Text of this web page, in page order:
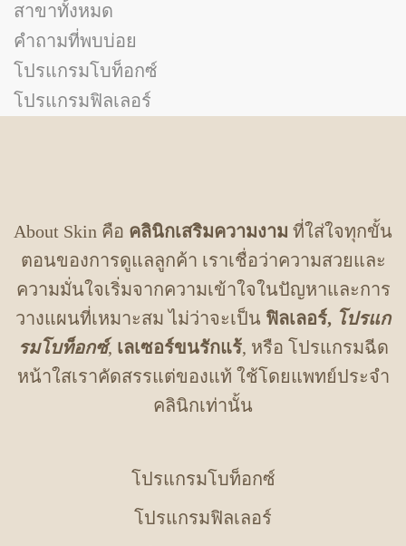
สาขาทั้งหมด
คำถามที่พบบ่อย
โปรแกรมโบท็อกซ์
โปรแกรมฟิลเลอร์
About Skin คือ คลินิกเสริมความงาม ที่ใส่ใจทุกขั้น
ตอนของการดูแลลูกค้า เราเชื่อว่าความสวยและ
ความมั่นใจเริ่มจากความเข้าใจในปัญหาและการ
วางแผนที่เหมาะสม ไม่ว่าจะเป็น ฟิลเลอร์, โปรแก
รมโบท็อกซ์, เลเซอร์ขนรักแร้, หรือ โปรแกรมฉีด
หน้าใสเราคัดสรรแต่ของแท้ ใช้โดยแพทย์ประจำ
คลินิกเท่านั้น
โปรแกรมโบท็อกซ์
โปรแกรมฟิลเลอร์